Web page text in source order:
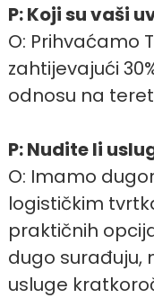
P: Koji su vaši
O: Prihvaćamo
zahtijevajući
odnosu na
P: Nudite li
O: Imamo
logističkim
praktičnih
dugo surađuju,
usluge